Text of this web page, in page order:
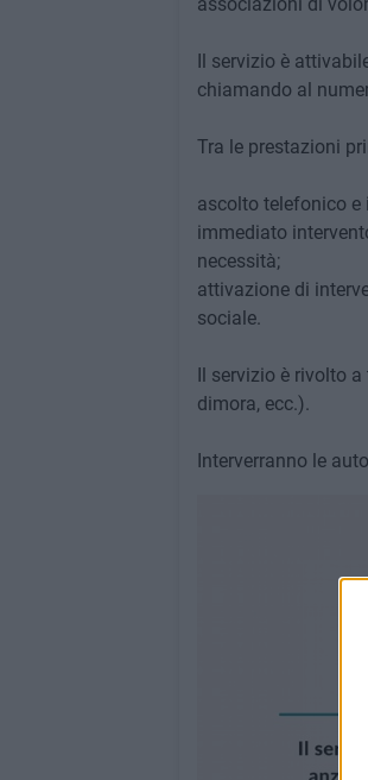
Il servizio è
chiamando al
Tra le prestazioni
ascolto telefonico
immediato
necessità;
attivazione di
sociale.
Il servizio è rivolto
dimora, ecc.).
Interverranno le